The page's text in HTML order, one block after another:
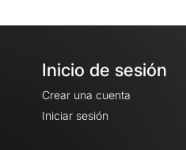
Inicio de sesión
Crear una cuenta
Iniciar sesión